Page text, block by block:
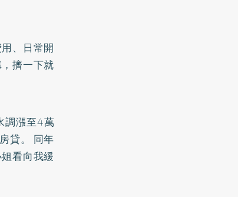
、日常開
擠一下就
調漲至4萬
貸。 同年
看向我緩